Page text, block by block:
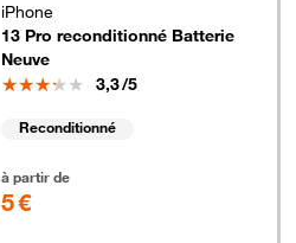
iPhone
13 Pro reconditionné Batterie
Neuve
Note
3,3/5
Reconditionné
à partir de
5 €